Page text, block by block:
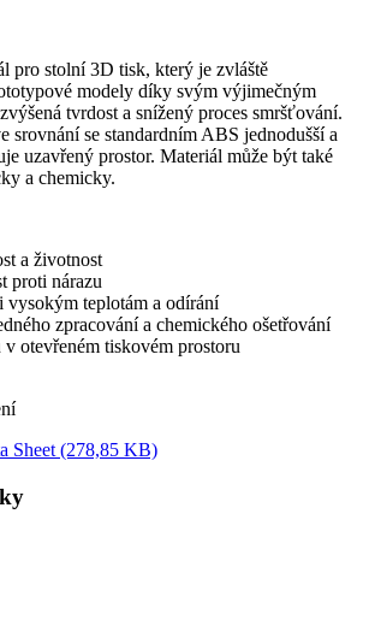
pro stolní 3D tisk, který je zvláště
modely díky svým výjimečným
tvrdost a snížený proces smršťování.
srovnání se standardním ABS jednodušší a
uzavřený prostor. Materiál může být také
a chemicky.
a životnost
proti nárazu
vysokým teplotám a odírání
zpracování a chemického ošetřování
otevřeném tiskovém prostoru
Sheet (278,85 KB)